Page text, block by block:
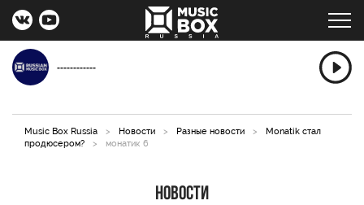
------------
Music Box Russia > Новости > Разные новости >
Monatik стал
продюсером?
> монатик 6
Новости